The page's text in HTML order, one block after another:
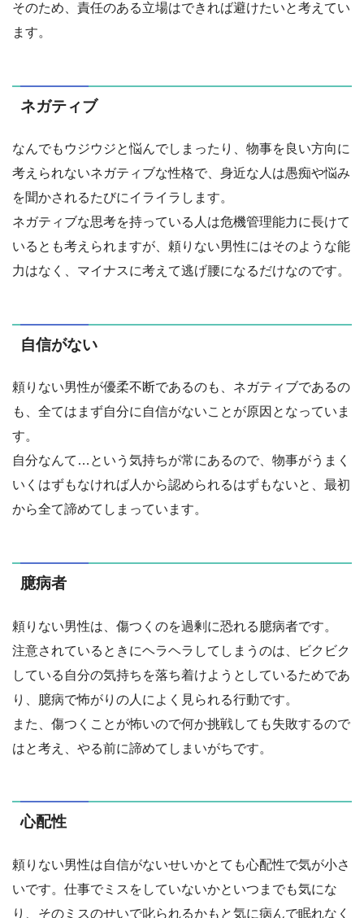
そのため、責任のある立場はできれば避けたいと考えてい
ます。
ネガティブ
なんでもウジウジと悩んでしまったり、物事を良い方向に
考えられないネガティブな性格で、身近な人は愚痴や悩み
を聞かされるたびにイライラします。
ネガティブな思考を持っている人は危機管理能力に長けて
いるとも考えられますが、頼りない男性にはそのような能
力はなく、マイナスに考えて逃げ腰になるだけなのです。
自信がない
頼りない男性が優柔不断であるのも、ネガティブであるの
も、全てはまず自分に自信がないことが原因となっていま
す。
自分なんて…という気持ちが常にあるので、物事がうまく
いくはずもなければ人から認められるはずもないと、最初
から全て諦めてしまっています。
臆病者
頼りない男性は、傷つくのを過剰に恐れる臆病者です。
注意されているときにヘラヘラしてしまうのは、ビクビク
している自分の気持ちを落ち着けようとしているためであ
り、臆病で怖がりの人によく見られる行動です。
また、傷つくことが怖いので何か挑戦しても失敗するので
はと考え、やる前に諦めてしまいがちです。
心配性
頼りない男性は自信がないせいかとても心配性で気が小さ
いです。仕事でミスをしていないかといつまでも気にな
り、そのミスのせいで叱られるかもと気に病んで眠れなく